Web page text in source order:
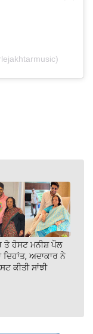
ਤੇ ਹੋਸਟ ਮਨੀਸ਼ ਪੌਲ
ਦਿਹਾਂਤ, ਅਦਾਕਾਰ ਨੇ
ਕੀਤੀ ਸਾਂਝੀ